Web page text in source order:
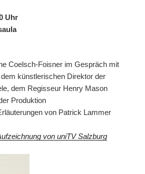
Uhr
Coelsch-Foisner im Gespräch mit
künstlerischen Direktor der
dem Regisseur Henry Mason
Produktion
von Patrick Lammer
von uniTV Salzburg